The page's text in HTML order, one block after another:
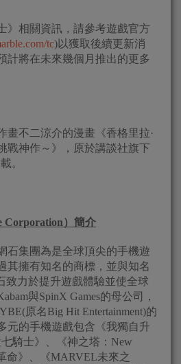
》相關資訊，請參考遊戲官方
tc)以獲取後續更新消
計將在未來幾個月推出的更多
畫不二涼介的漫畫《香格里拉·
戰神作～》，原於講談社旗下
。
Corporation）簡介
石集團為是全球頂尖的手機遊
其擁有知名的商標，並與知名
致力於提升遊戲體驗並使全球
與SpinX Games的母公司，
原名Big Hit Entertainment)的
元的手機遊戲包含《我獨自升
騎士》、《神之塔：New
命》、《MARVEL未來之